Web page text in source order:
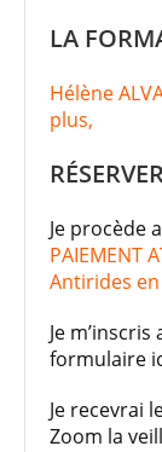
LA
Hélène
plus,
Je procède
PAIEMENT
Antirides en
Je
formulaire
Je recevrai
Zoom la